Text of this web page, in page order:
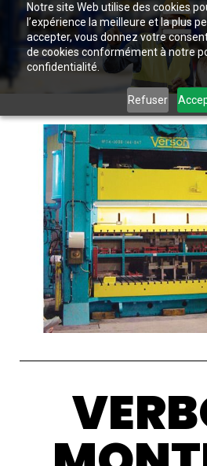
Notre site Web utilise des cookies
l’expérience la meilleure et la plus
accepter, vous donnez votre
de cookies conformément à notre
confidentialité.
Refuser